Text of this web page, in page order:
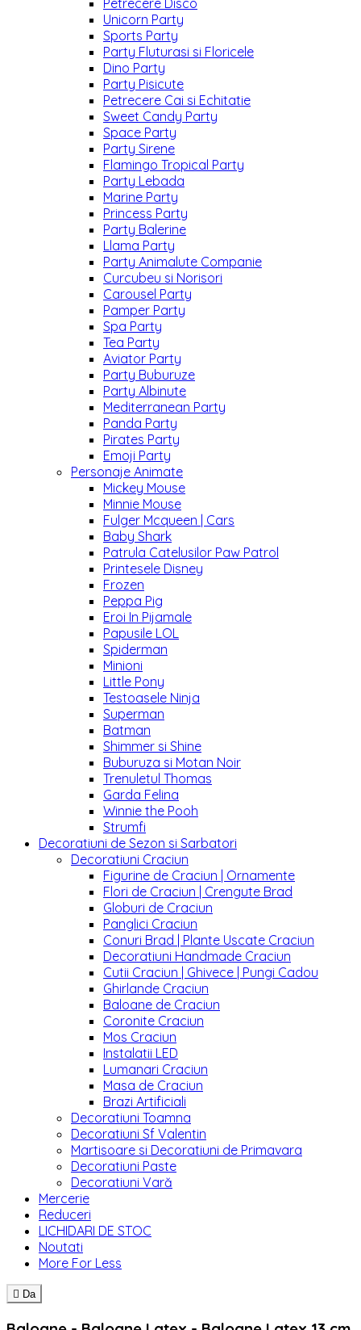
Petrecere Disco
Unicorn Party
Sports Party
Party Fluturasi si Floricele
Dino Party
Party Pisicute
Petrecere Cai si Echitatie
Sweet Candy Party
Space Party
Party Sirene
Flamingo Tropical Party
Party Lebada
Marine Party
Princess Party
Party Balerine
Llama Party
Party Animalute Companie
Curcubeu si Norisori
Carousel Party
Pamper Party
Spa Party
Tea Party
Aviator Party
Party Buburuze
Party Albinute
Mediterranean Party
Panda Party
Pirates Party
Emoji Party
Personaje Animate
Mickey Mouse
Minnie Mouse
Fulger Mcqueen | Cars
Baby Shark
Patrula Catelusilor Paw Patrol
Printesele Disney
Frozen
Peppa Pig
Eroi In Pijamale
Papusile LOL
Spiderman
Minioni
Little Pony
Testoasele Ninja
Superman
Batman
Shimmer si Shine
Buburuza si Motan Noir
Trenuletul Thomas
Garda Felina
Winnie the Pooh
Strumfi
Decoratiuni de Sezon si Sarbatori
Decoratiuni Craciun
Figurine de Craciun | Ornamente
Flori de Craciun | Crengute Brad
Globuri de Craciun
Panglici Craciun
Conuri Brad | Plante Uscate Craciun
Decoratiuni Handmade Craciun
Cutii Craciun | Ghivece | Pungi Cadou
Ghirlande Craciun
Baloane de Craciun
Coronite Craciun
Mos Craciun
Instalatii LED
Lumanari Craciun
Masa de Craciun
Brazi Artificiali
Decoratiuni Toamna
Decoratiuni Sf Valentin
Martisoare si Decoratiuni de Primavara
Decoratiuni Paste
Decoratiuni Vară
Mercerie
Reduceri
LICHIDARI DE STOC
Noutati
More For Less
 Da